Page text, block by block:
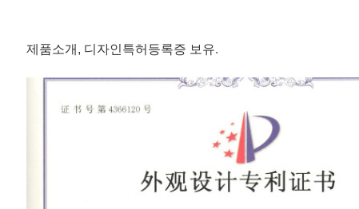
제품소개, 디자인특허등록증 보유.